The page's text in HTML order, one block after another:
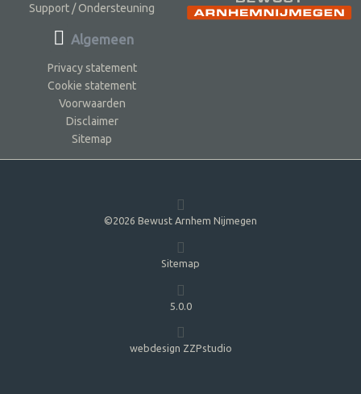
Support / Ondersteuning
Algemeen
Privacy statement
Cookie statement
Voorwaarden
Disclaimer
Sitemap
©2026 Bewust Arnhem Nijmegen
Sitemap
5.0.0
webdesign ZZPstudio